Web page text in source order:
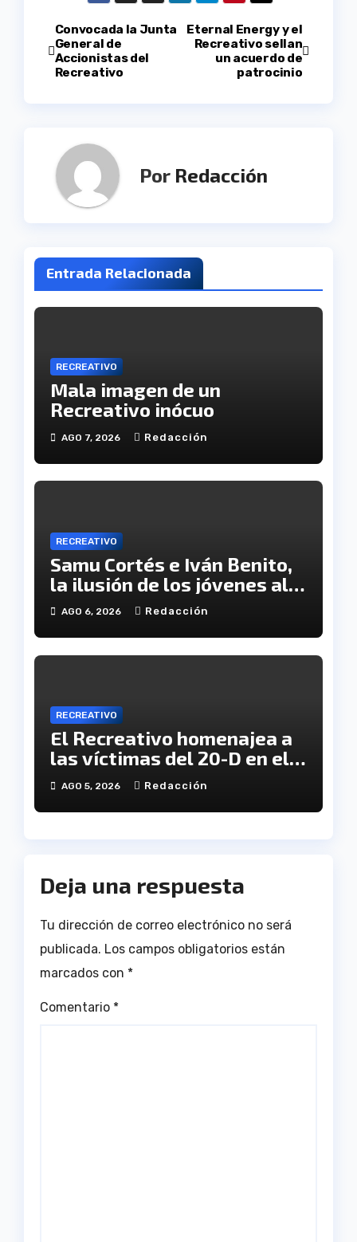
Navegación
de
Eternal Energy y el
Recreativo sellan
un acuerdo de
patrocinio
Convocada la Junta
General de
Accionistas del
Recreativo
Por Redacción
Entrada Relacionada
RECREATIVO
Mala imagen de un
Recreativo inócuo
AGO 7, 2026 Redacción
RECREATIVO
Samu Cortés e Iván Benito,
la ilusión de los jóvenes al
servicio del Decano
AGO 6, 2026 Redacción
RECREATIVO
El Recreativo homenajea a
las víctimas del 20-D en el
XX aniversario de la
tragedia
AGO 5, 2026 Redacción
Deja una respuesta
Tu dirección de correo electrónico no será
publicada. Los campos obligatorios están
marcados con *
Comentario *